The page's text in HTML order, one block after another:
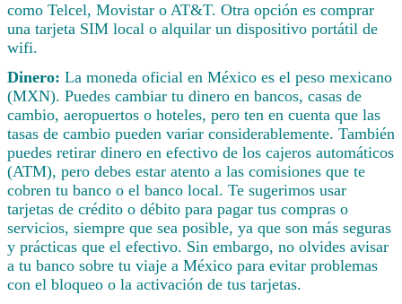
como Telcel, Movistar o AT&T. Otra opción es comprar
una tarjeta SIM local o alquilar un dispositivo portátil de
wifi.
Dinero: La moneda oficial en México es el peso mexicano
(MXN). Puedes cambiar tu dinero en bancos, casas de
cambio, aeropuertos o hoteles, pero ten en cuenta que las
tasas de cambio pueden variar considerablemente. También
puedes retirar dinero en efectivo de los cajeros automáticos
(ATM), pero debes estar atento a las comisiones que te
cobren tu banco o el banco local. Te sugerimos usar
tarjetas de crédito o débito para pagar tus compras o
servicios, siempre que sea posible, ya que son más seguras
y prácticas que el efectivo. Sin embargo, no olvides avisar
a tu banco sobre tu viaje a México para evitar problemas
con el bloqueo o la activación de tus tarjetas.